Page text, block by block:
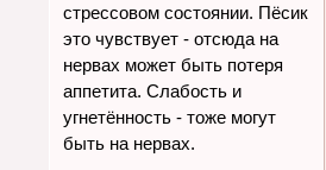
стрессовом состоянии. Пёсик
это чувствует - отсюда на
нервах может быть потеря
аппетита. Слабость и
угнетённость - тоже могут
быть на нервах.